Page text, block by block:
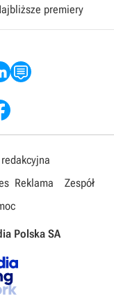
premiery
Reklama
Zespół
Polska SA